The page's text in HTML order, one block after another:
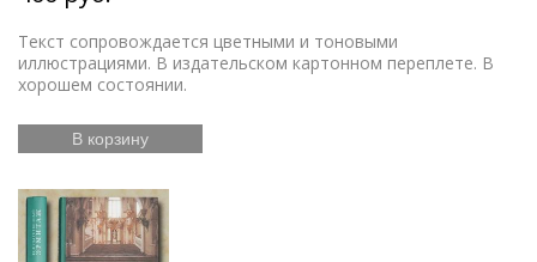
Текст сопровождается цветными и тоновыми
иллюстрациями. В издательском картонном переплете. В
хорошем состоянии.
В корзину